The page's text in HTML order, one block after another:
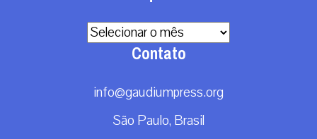
Arquivos
Contato
info@gaudiumpress.org
São Paulo, Brasil